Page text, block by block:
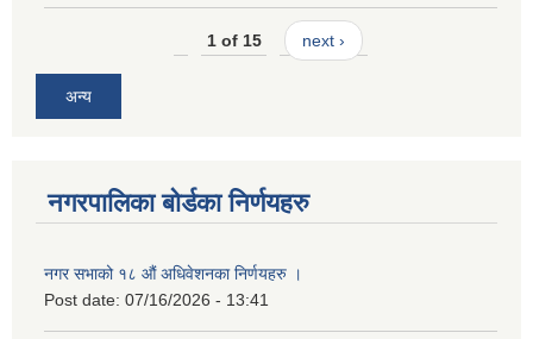
1 of 15 next ›
अन्य
नगरपालिका बोर्डका निर्णयहरु
नगर सभाको १८ औं अधिवेशनका निर्णयहरु ।
Post date: 07/16/2026 - 13:41